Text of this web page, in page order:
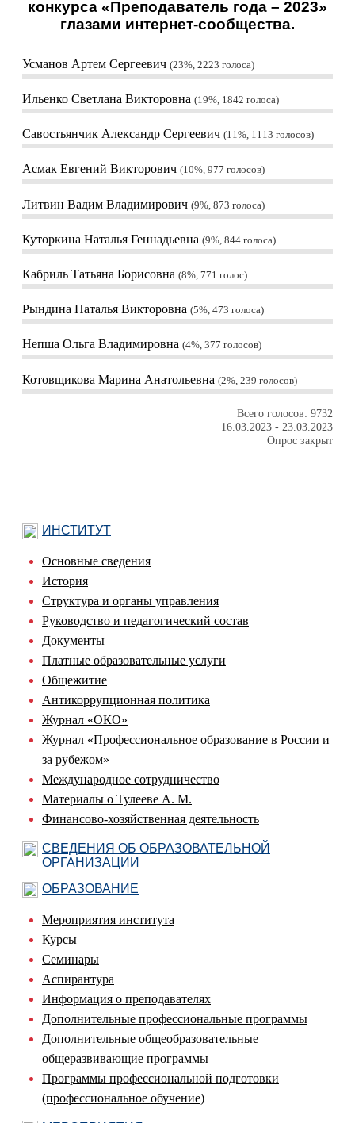
конкурса «Преподаватель года – 2023»
глазами интернет-сообщества.
Усманов Артем Сергеевич 23%, 2223 голоса
Ильенко Светлана Викторовна 19%, 1842 голоса
Савостьянчик Александр Сергеевич 11%, 1113 голосов
Асмак Евгений Викторович 10%, 977 голосов
Литвин Вадим Владимирович 9%, 873 голоса
Куторкина Наталья Геннадьевна 9%, 844 голоса
Кабриль Татьяна Борисовна 8%, 771 голос
Рындина Наталья Викторовна 5%, 473 голоса
Непша Ольга Владимировна 4%, 377 голосов
Котовщикова Марина Анатольевна 2%, 239 голосов
Всего голосов: 9732
16.03.2023 - 23.03.2023
Опрос закрыт
ИНСТИТУТ
Основные сведения
История
Структура и органы управления
Руководство и педагогический состав
Документы
Платные образовательные услуги
Общежитие
Антикоррупционная политика
Журнал «ОКО»
Журнал «Профессиональное образование в России и
за рубежом»
Международное сотрудничество
Материалы о Тулееве А. М.
Финансово-хозяйственная деятельность
СВЕДЕНИЯ ОБ ОБРАЗОВАТЕЛЬНОЙ
ОРГАНИЗАЦИИ
ОБРАЗОВАНИЕ
Мероприятия института
Курсы
Семинары
Аспирантура
Информация о преподавателях
Дополнительные профессиональные программы
Дополнительные общеобразовательные
общеразвивающие программы
Программы профессиональной подготовки
(профессиональное обучение)